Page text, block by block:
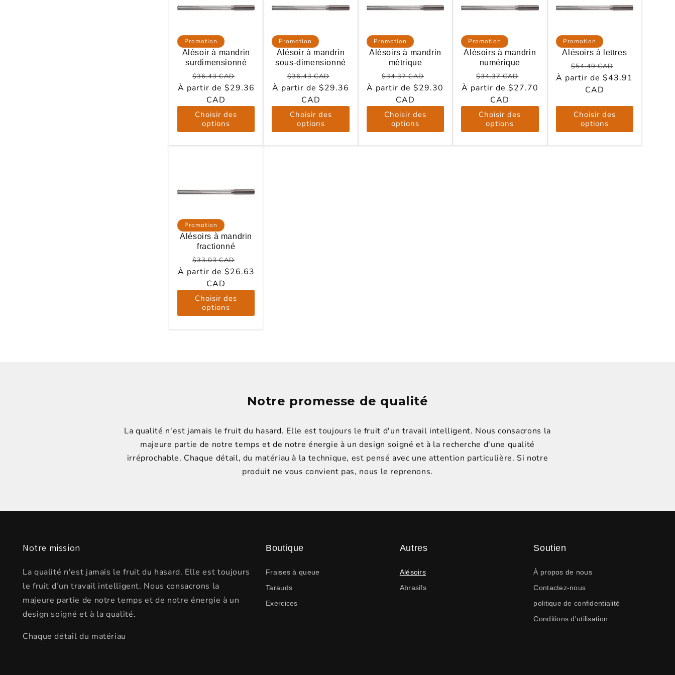
c
i
o
n
Promotion
Alésoir à mandrin
surdimensionné
Prix
habituel
$36.43 CAD
promotionnel
À partir de $29.36
CAD
Choisir des
options
Promotion
Alésoir à mandrin
sous-dimensionné
Prix
habituel
$36.43 CAD
promotionnel
À partir de $29.36
CAD
Choisir des
options
Promotion
Alésoirs à mandrin
métrique
Prix
habituel
$34.37 CAD
promotionnel
À partir de $29.30
CAD
Choisir des
options
Promotion
Alésoirs à mandrin
numérique
Prix
habituel
$34.37 CAD
promotionnel
À partir de $27.70
CAD
Choisir des
options
Promotion
Alésoirs à lettres
Prix
habituel
$54.49 CAD
promotionnel
À partir de $43.91
CAD
Choisir des
options
Promotion
Alésoirs à mandrin
fractionné
Prix
habituel
$33.03 CAD
promotionnel
À partir de $26.63
CAD
Choisir des
options
Notre promesse de qualité
La qualité n'est jamais le fruit du hasard. Elle est toujours le fruit d'un travail intelligent. Nous consacrons la
majeure partie de notre temps et de notre énergie à un design soigné et à la recherche d'une qualité
irréprochable. Chaque détail, du matériau à la technique, est pensé avec une attention particulière. Si notre
produit ne vous convient pas, nous le reprenons.
Notre mission
La qualité n'est jamais le fruit du hasard. Elle est toujours
le fruit d'un travail intelligent. Nous consacrons la
majeure partie de notre temps et de notre énergie à un
design soigné et à la qualité.
Chaque détail du matériau
Boutique
Fraises à queue
Tarauds
Exercices
Autres
Alésoirs
Abrasifs
Soutien
À propos de nous
Contactez-nous
politique de confidentialité
Conditions d'utilisation